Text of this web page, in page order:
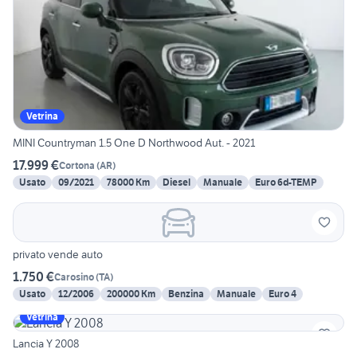
Vetrina
MINI Countryman 1.5 One D Northwood Aut. - 2021
17.999 €Cortona (AR)
Usato
09/2021 78000 Km Diesel Manuale Euro 6d-TEMP
privato vende auto
1.750 €Carosino(TA)
Usato
12/2006 200000 Km Benzina Manuale
Euro 4
Vetrina
Lancia Y 2008